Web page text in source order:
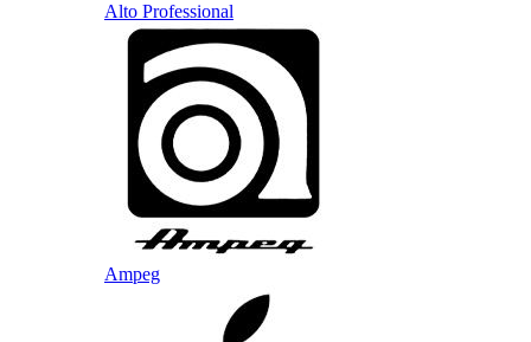
Alto Professional
Ampeg